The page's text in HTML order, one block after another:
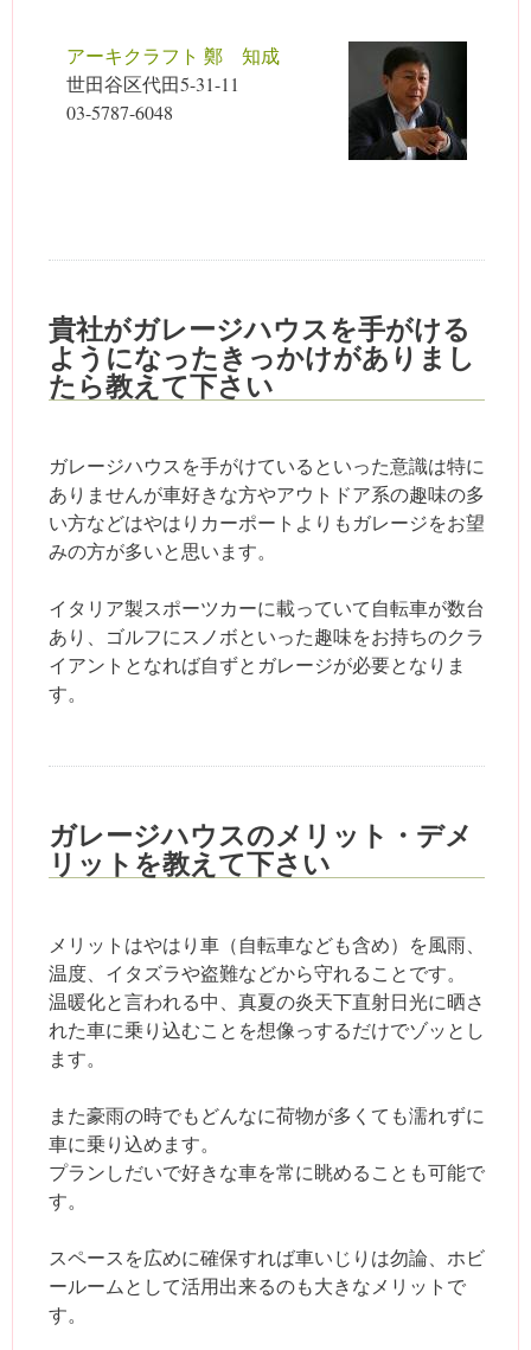
アーキクラフト 鄭 知成
世田谷区代田5-31-11
03-5787-6048
貴社がガレージハウスを手がける
ようになったきっかけがありまし
たら教えて下さい
ガレージハウスを手がけているといった意識は特に
ありませんが車好きな方やアウトドア系の趣味の多
い方などはやはりカーポートよりもガレージをお望
みの方が多いと思います。
イタリア製スポーツカーに載っていて自転車が数台
あり、ゴルフにスノボといった趣味をお持ちのクラ
イアントとなれば自ずとガレージが必要となりま
す。
ガレージハウスのメリット・デメ
リットを教えて下さい
メリットはやはり車（自転車なども含め）を風雨、
温度、イタズラや盗難などから守れることです。
温暖化と言われる中、真夏の炎天下直射日光に晒さ
れた車に乗り込むことを想像っするだけでゾッとし
ます。
また豪雨の時でもどんなに荷物が多くても濡れずに
車に乗り込めます。
プランしだいで好きな車を常に眺めることも可能で
す。
スペースを広めに確保すれば車いじりは勿論、ホビ
ールームとして活用出来るのも大きなメリットで
す。